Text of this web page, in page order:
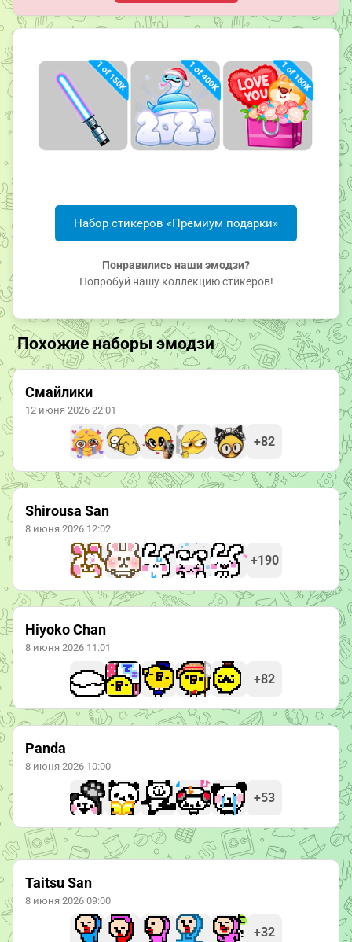
Набор стикеров «Премиум подарки»
Понравились наши эмодзи?
Попробуй нашу коллекцию стикеров!
Похожие наборы эмодзи
Смайлики
12 июня 2026 22:01
+82
Shirousa San
8 июня 2026 12:02
+190
Hiyoko Chan
8 июня 2026 11:01
+82
Panda
8 июня 2026 10:00
+53
Taitsu San
8 июня 2026 09:00
+32